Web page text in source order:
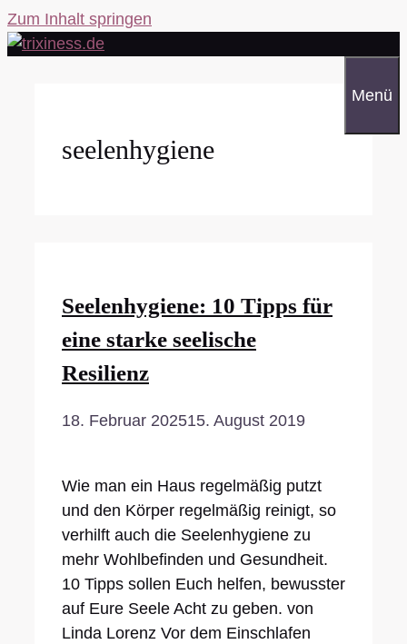
Zum Inhalt springen
Menü
seelenhygiene
Seelenhygiene: 10 Tipps für
eine starke seelische
Resilienz
18. Februar 202515. August 2019
Wie man ein Haus regelmäßig putzt
und den Körper regelmäßig reinigt, so
verhilft auch die Seelenhygiene zu
mehr Wohlbefinden und Gesundheit.
10 Tipps sollen Euch helfen, bewusster
auf Eure Seele Acht zu geben. von
Linda Lorenz Vor dem Einschlafen